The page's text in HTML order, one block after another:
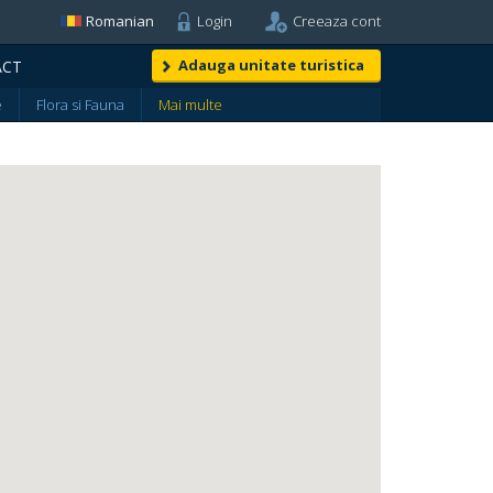
Login Creeaza cont
Romanian
Adauga unitate turistica
Flora si Fauna Mai multe